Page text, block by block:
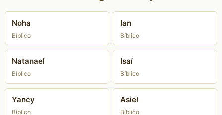
Noha
Bíblico
Ian
Bíblico
Natanael
Bíblico
Isaí
Bíblico
Yancy
Bíblico
Asiel
Bíblico